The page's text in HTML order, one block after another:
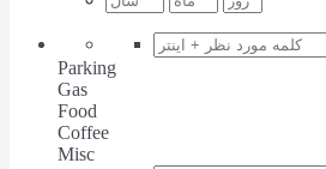
Parking
Gas
Food
Coffee
Misc